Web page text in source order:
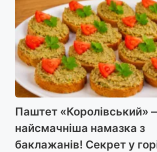
Паштет «Королівський»
найсмачніша намазка з
баклажанів! Секрет у